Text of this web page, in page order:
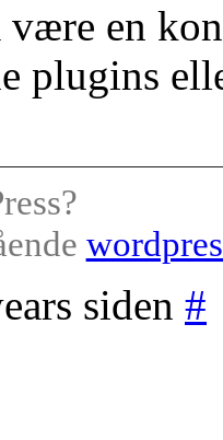
være en
plugins
siden #